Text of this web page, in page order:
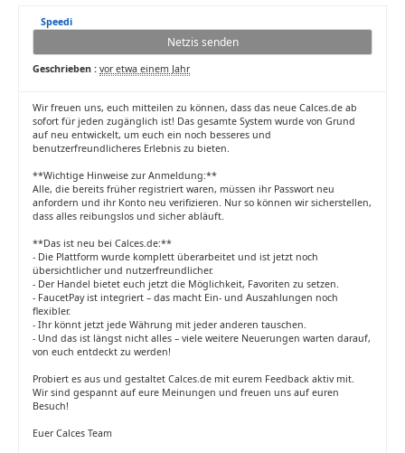
Speedi
Netzis senden
Geschrieben : vor etwa einem Jahr
Wir freuen uns, euch mitteilen zu können, dass das neue Calces.de ab
sofort für jeden zugänglich ist! Das gesamte System wurde von Grund
auf neu entwickelt, um euch ein noch besseres und
benutzerfreundlicheres Erlebnis zu bieten.
**Wichtige Hinweise zur Anmeldung:**
Alle, die bereits früher registriert waren, müssen ihr Passwort neu
anfordern und ihr Konto neu verifizieren. Nur so können wir sicherstellen,
dass alles reibungslos und sicher abläuft.
**Das ist neu bei Calces.de:**
- Die Plattform wurde komplett überarbeitet und ist jetzt noch
übersichtlicher und nutzerfreundlicher.
- Der Handel bietet euch jetzt die Möglichkeit, Favoriten zu setzen.
- FaucetPay ist integriert – das macht Ein- und Auszahlungen noch
flexibler.
- Ihr könnt jetzt jede Währung mit jeder anderen tauschen.
- Und das ist längst nicht alles – viele weitere Neuerungen warten darauf,
von euch entdeckt zu werden!
Probiert es aus und gestaltet Calces.de mit eurem Feedback aktiv mit.
Wir sind gespannt auf eure Meinungen und freuen uns auf euren
Besuch!
Euer Calces Team